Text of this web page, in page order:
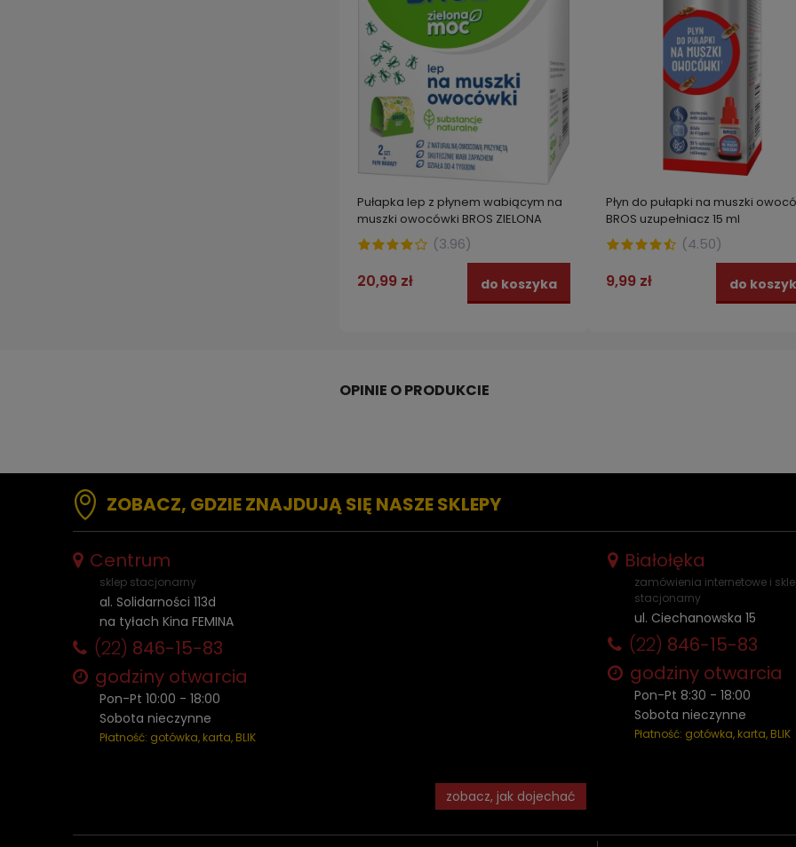
Pułapka lep z płynem wabiącym na
muszki owocówki BROS ZIELONA
MOC 2 szt.
(3.96)
20,99 zł do koszyka
Płyn do pułapki na muszki
BROS uzupełniacz 15 ml
(4.50)
9,99 zł do
ZOBACZ, GDZIE ZNAJDUJĄ SIĘ NASZE SKLEPY
Centrum
sklep stacjonarny
al. Solidarności 113d
na tyłach Kina FEMINA
(22) 846-15-83
godziny otwarcia
Pon-Pt 10:00 - 18:00
Sobota nieczynne
Płatność: gotówka, karta, BLIK
zobacz, jak dojechać
Białołęka
zamówienia internetowe i
stacjonarny
ul. Ciechanowska 15
(22) 846-15-83
godziny otwarcia
Pon-Pt 8:30 - 18:00
Sobota nieczynne
Płatność: gotówka, karta, BLIK